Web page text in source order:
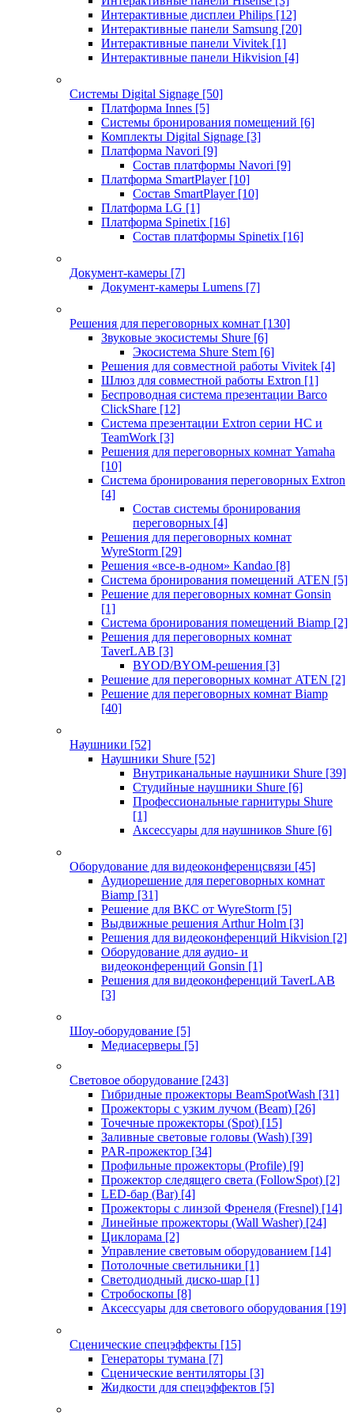
Интерактивные дисплеи Philips [12]
Интерактивные панели Samsung [20]
Интерактивные панели Vivitek [1]
Интерактивные панели Hikvision [4]
Системы Digital Signage [50]
Платформа Innes [5]
Системы бронирования помещений [6]
Комплекты Digital Signage [3]
Платформа Navori [9]
Состав платформы Navori [9]
Платформа SmartPlayer [10]
Состав SmartPlayer [10]
Платформа LG [1]
Платформа Spinetix [16]
Состав платформы Spinetix [16]
Документ-камеры [7]
Документ-камеры Lumens [7]
Решения для переговорных комнат [130]
Звуковые экосистемы Shure [6]
Экосистема Shure Stem [6]
Решения для совместной работы Vivitek [4]
Шлюз для совместной работы Extron [1]
Беспроводная система презентации Barco
ClickShare [12]
Система презентации Extron серии HC и
TeamWork [3]
Решения для переговорных комнат Yamaha
[10]
Система бронирования переговорных Extron
[4]
Состав системы бронирования
переговорных [4]
Решения для переговорных комнат
WyreStorm [29]
Решения «все-в-одном» Kandao [8]
Система бронирования помещений ATEN [5]
Решение для переговорных комнат Gonsin
[1]
Система бронирования помещений Biamp [2]
Решения для переговорных комнат
TaverLAB [3]
BYOD/BYOM-решения [3]
Решение для переговорных комнат ATEN [2]
Решение для переговорных комнат Biamp
[40]
Наушники [52]
Наушники Shure [52]
Внутриканальные наушники Shure [39]
Студийные наушники Shure [6]
Профессиональные гарнитуры Shure
[1]
Аксессуары для наушников Shure [6]
Оборудование для видеоконференцсвязи [45]
Аудиорешение для переговорных комнат
Biamp [31]
Решение для ВКС от WyreStorm [5]
Выдвижные решения Arthur Holm [3]
Решения для видеоконференций Hikvision [2]
Оборудование для аудио- и
видеоконференций Gonsin [1]
Решения для видеоконференций TaverLAB
[3]
Шоу-оборудование [5]
Медиасерверы [5]
Световое оборудование [243]
Гибридные прожекторы BeamSpotWash [31]
Прожекторы с узким лучом (Beam) [26]
Точечные прожекторы (Spot) [15]
Заливные световые головы (Wash) [39]
PAR-прожектор [34]
Профильные прожекторы (Profile) [9]
Прожектор следящего света (FollowSpot) [2]
LED-бар (Bar) [4]
Прожекторы с линзой Френеля (Fresnel) [14]
Линейные прожекторы (Wall Washer) [24]
Циклорама [2]
Управление световым оборудованием [14]
Потолочные светильники [1]
Светодиодный диско-шар [1]
Стробоскопы [8]
Аксессуары для светового оборудования [19]
Сценические спецэффекты [15]
Генераторы тумана [7]
Сценические вентиляторы [3]
Жидкости для спецэффектов [5]